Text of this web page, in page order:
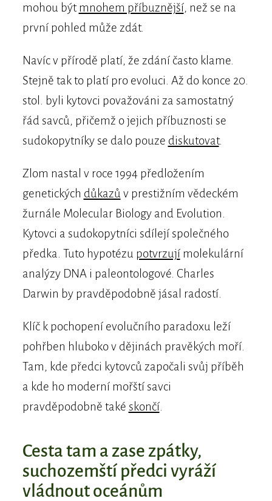
mohou býtmnohem příbuznější, než se na
první pohled může zdát.
Navíc v přírodě platí, že zdání často klame.
Stejně tak to platí pro evoluci. Až do konce 20.
stol. byli kytovci považováni za samostatný
řád savců, přičemž o jejich příbuznosti se
sudokopytníky se dalo pouze diskutovat.
Zlom nastal v roce 1994 předložením
genetických důkazů v prestižním vědeckém
žurnále Molecular Biology and Evolution.
Kytovci a sudokopytníci sdílejí společného
předka. Tuto hypotézu potvrzujímolekulární
analýzy DNA i paleontologové. Charles
Darwin by pravděpodobně jásal radostí.
Klíč k pochopení evolučního paradoxu leží
pohřben hluboko v dějinách pravěkých moří.
Tam, kde předci kytovců započali svůj příběh
a kde ho moderní mořští savci
pravděpodobně také skončí.
Cesta tam a zase zpátky,
suchozemští předci vyráží
vládnout oceánům